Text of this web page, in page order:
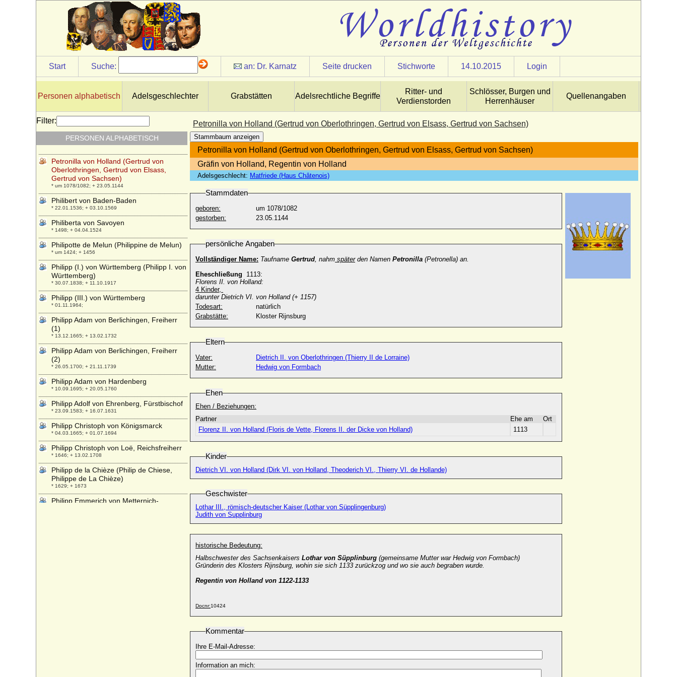
Start Suche: an: Dr. Karnatz Seite drucken Stichworte 14.10.2015 Login
Personen alphabetisch Adelsgeschlechter Grabstätten Adelsrechtliche Begriffe
Ritter- und
Verdienstorden
Schlösser, Burgen und
Herrenhäuser
Quellenangaben
Petronilla von Holland (Gertrud von Oberlothringen, Gertrud von Elsass, Gertrud von Sachsen)
Stammbaum anzeigen
Petronilla von Holland (Gertrud von Oberlothringen, Gertrud von Elsass, Gertrud von Sachsen)
Gräfin von Holland, Regentin von Holland
Adelsgeschlecht: Matfriede (Haus Châtenois)
Stammdaten
geboren:
um 1078/1082
gestorben:
23.05.1144
persönliche Angaben
Vollständiger Name: Taufname Gertrud, nahm späterden Namen Petronilla (Petronella) an.
Eheschließung 1113:
Florens II. von Holland:
4 Kinder,
darunter Dietrich VI. von Holland (+ 1157)
Todesart:
natürlich
Grabstätte:
Kloster Rijnsburg
Eltern
Vater:
Dietrich II. von Oberlothringen (Thierry II de Lorraine)
Mutter:
Hedwig von Formbach
Ehen
Ehen / Beziehungen:
Partner
Ehe am
Ort
Florenz II. von Holland (Floris de Vette, Florens II. der Dicke von Holland)
1113
Kinder
Dietrich VI. von Holland (Dirk VI. von Holland, Theoderich VI., Thierry VI. de Hollande)
Geschwister
Lothar III., römisch-deutscher Kaiser (Lothar von Süpplingenburg)
Judith von Supplinburg
historische Bedeutung:
Halbschwester des Sachsenkaisers Lothar von Süpplinburg (gemeinsame Mutter war Hedwig von Formbach)
Gründerin des Klosters Rijnsburg, wohin sie sich 1133 zurückzog und wo sie auch begraben wurde.
Regentin von Holland von 1122-1133
Docnr:10424
Kommentar
Ihre E-Mail-Adresse:
Information an mich:
Filter:
PERSONEN ALPHABETISCH
Peter Wok von Rosenberg
* 01.10.1539; + 06.11.1611
Peter Yorck von Wartenburg, Graf
* 13.11.1904; + 08.08.1944
Petra Stepanková
* 10.10.1964;
Petronella Ottilie von Schwencken
Petronella von Aragon (Petronila de
* 29.06.1136; + 15.10.1173
Petronella Waldbott von Bassenheim zu
Gudenau, Freiin
* ?; + ?
Petronilla von Holland (Gertrud von
Oberlothringen, Gertrud von Elsass,
Gertrud von Sachsen)
* um 1078/1082; + 23.05.1144
Philibert von Baden-Baden
* 22.01.1536; + 03.10.1569
Philiberta von Savoyen
* 1498; + 04.04.1524
Philipotte de Melun (Philippine de Melun)
* um 1424; + 1456
Philipp (I.) von Württemberg (Philipp I. von
Württemberg)
* 30.07.1838; + 11.10.1917
Philipp (III.) von Württemberg
* 01.11.1964;
Philipp Adam von Berlichingen, Freiherr
(1)
* 13.12.1665; + 13.02.1732
Philipp Adam von Berlichingen, Freiherr
(2)
* 26.05.1700; + 21.11.1739
Philipp Adam von Hardenberg
* 10.09.1695; + 20.05.1760
Philipp Adolf von Ehrenberg, Fürstbischof
* 23.09.1583; + 16.07.1631
Philipp Christoph von Königsmarck
* 04.03.1665; + 01.07.1694
Philipp Christoph von Loë, Reichsfreiherr
* 1646; + 13.02.1708
Philipp de la Chièze (Philip de Chiese,
Philippe de La Chièze)
* 1629; + 1673
Philipp Emmerich von Metternich-